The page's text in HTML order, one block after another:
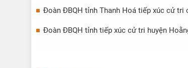
Đoàn ĐBQH tỉnh Thanh Hoá tiếp xúc cử tri
Đoàn ĐBQH tỉnh tiếp xúc cử tri huyện